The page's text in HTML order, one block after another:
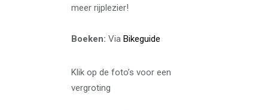
meer rijplezier!
Boeken: Via Bikeguide
Klik op de foto’s voor een
vergroting